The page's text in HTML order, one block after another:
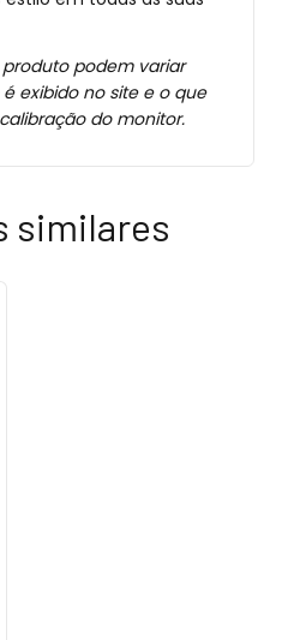
podem variar
exibido no site e o que
do monitor.
similares